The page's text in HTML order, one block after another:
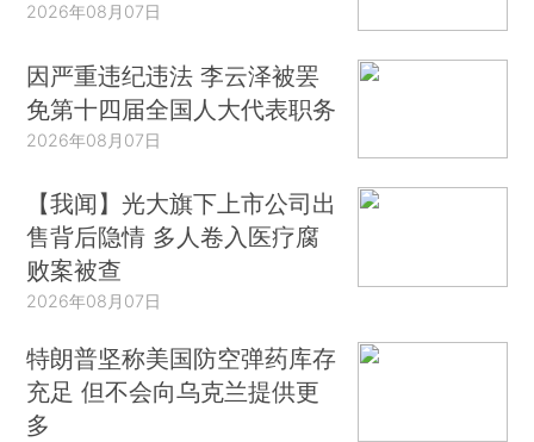
2026年08月07日
因严重违纪违法 李云泽被罢
免第十四届全国人大代表职务
2026年08月07日
【我闻】光大旗下上市公司出
售背后隐情 多人卷入医疗腐
败案被查
2026年08月07日
特朗普坚称美国防空弹药库存
充足 但不会向乌克兰提供更
多